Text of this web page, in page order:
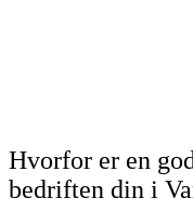
Hvorfor er en
bedriften din i